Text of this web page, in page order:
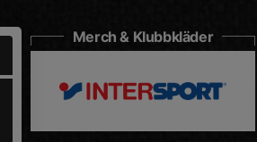
Merch & Klubbkläder